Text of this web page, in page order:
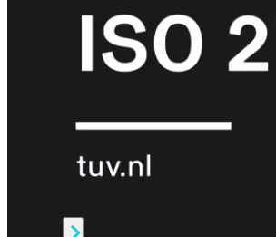
Prem
FortiCloud
Alles
FortiClient
Security